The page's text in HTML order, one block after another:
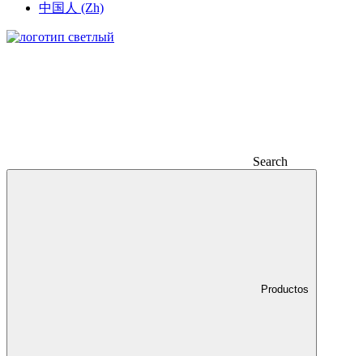
中国人 (Zh)
Search
Productos